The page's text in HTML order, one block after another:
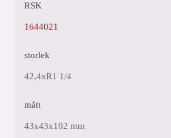
RSK
1644021
storlek
42,4xR1 1/4
mått
43x43x102 mm